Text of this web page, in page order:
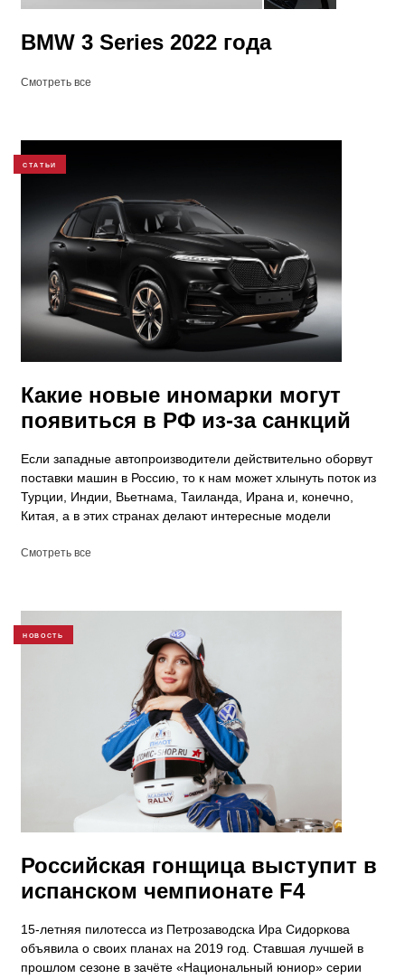
BMW 3 Series 2022 года
Смотреть все
СТАТЬИ
Какие новые иномарки могут
появиться в РФ из-за санкций
Если западные автопроизводители действительно оборвут
поставки машин в Россию, то к нам может хлынуть поток из
Турции, Индии, Вьетнама, Таиланда, Ирана и, конечно,
Китая, а в этих странах делают интересные модели
Смотреть все
НОВОСТЬ
Российская гонщица выступит в
испанском чемпионате F4
15-летняя пилотесса из Петрозаводска Ира Сидоркова
объявила о своих планах на 2019 год. Ставшая лучшей в
прошлом сезоне в зачёте «Национальный юниор» серии